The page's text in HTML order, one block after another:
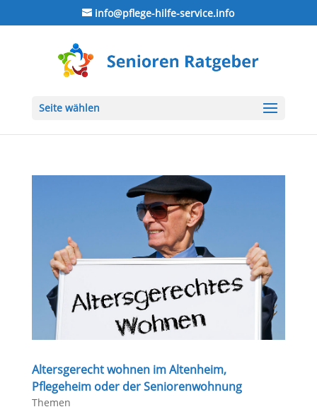
info@pflege-hilfe-service.info
Seite wählen
Altersgerecht wohnen im Altenheim,
Pflegeheim oder der Seniorenwohnung
Themen